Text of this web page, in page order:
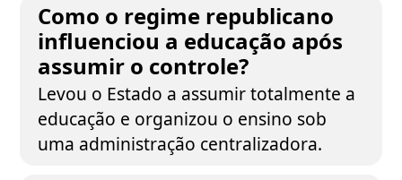
Como o regime republicano
influenciou a educação após
assumir o controle?
Levou o Estado a assumir totalmente a
educação e organizou o ensino sob
uma administração centralizadora.